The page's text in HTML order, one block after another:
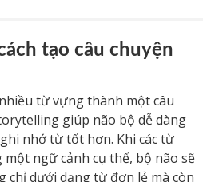
tạo câu chuyện
từ vựng thành một câu
giúp não bộ dễ dàng
nhớ từ tốt hơn. Khi các từ
ngữ cảnh cụ thể, bộ não sẽ
chỉ dưới dạng từ đơn lẻ mà còn